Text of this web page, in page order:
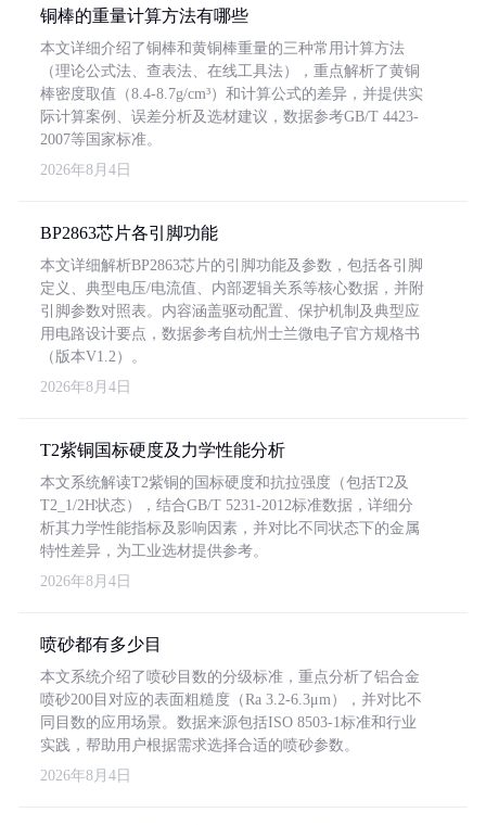
铜棒的重量计算方法有哪些
本文详细介绍了铜棒和黄铜棒重量的三种常用计算方法
（理论公式法、查表法、在线工具法），重点解析了黄铜
棒密度取值（8.4-8.7g/cm³）和计算公式的差异，并提供实
际计算案例、误差分析及选材建议，数据参考GB/T 4423-
2007等国家标准。
2026年8月4日
BP2863芯片各引脚功能
本文详细解析BP2863芯片的引脚功能及参数，包括各引脚
定义、典型电压/电流值、内部逻辑关系等核心数据，并附
引脚参数对照表。内容涵盖驱动配置、保护机制及典型应
用电路设计要点，数据参考自杭州士兰微电子官方规格书
（版本V1.2）。
2026年8月4日
T2紫铜国标硬度及力学性能分析
本文系统解读T2紫铜的国标硬度和抗拉强度（包括T2及
T2_1/2H状态），结合GB/T 5231-2012标准数据，详细分
析其力学性能指标及影响因素，并对比不同状态下的金属
特性差异，为工业选材提供参考。
2026年8月4日
喷砂都有多少目
本文系统介绍了喷砂目数的分级标准，重点分析了铝合金
喷砂200目对应的表面粗糙度（Ra 3.2-6.3μm），并对比不
同目数的应用场景。数据来源包括ISO 8503-1标准和行业
实践，帮助用户根据需求选择合适的喷砂参数。
2026年8月4日